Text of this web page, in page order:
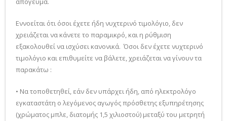
Εννοείται ότι όσοι έχετε ήδη νυχτερινό τιμολόγιο, δεν
χρειάζεται να κάνετε το παραμικρό, και η ρύθμιση
εξακολουθεί να ισχύσει κανονικά. Όσοι δεν έχετε νυχτερινό
τιμολόγιο και επιθυμείτε να βάλετε, χρειάζεται να γίνουν τα
παρακάτω :
• Να τοποθετηθεί, εάν δεν υπάρχει ήδη, από ηλεκτρολόγο
εγκαταστάτη ο λεγόμενος αγωγός πρόσθετης εξυπηρέτησης
(χρώματος μπλε, διατομής 1,5 χιλιοστού) μεταξύ του μετρητή